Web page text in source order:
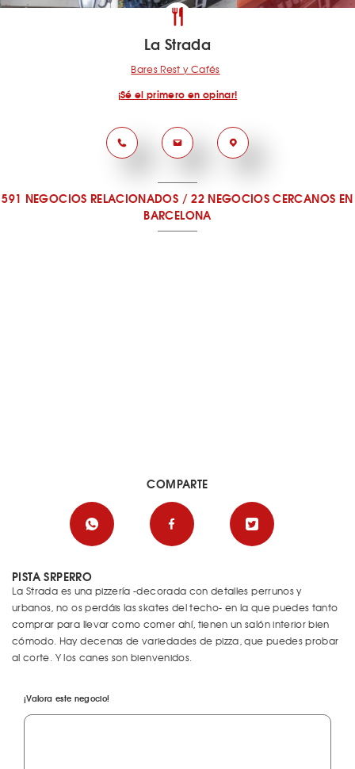
La Strada
Bares Rest y Cafés
¡Sé el primero en opinar!
591 NEGOCIOS RELACIONADOS /22 NEGOCIOS CERCANOS EN
BARCELONA
PISTA SRPERRO
La Strada es una pizzería -decorada con detalles perrunos y
urbanos, no os perdáis las skates del techo- en la que puedes tanto
comprar para llevar como comer ahí, tienen un salón interior bien
cómodo. Hay decenas de variedades de pizza, que puedes probar
al corte. Y los canes son bienvenidos.
¡Valora este negocio!
COMPARTE